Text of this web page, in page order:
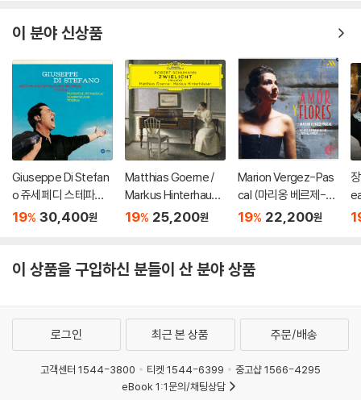
이 분야 신상품
Giuseppe Di Stefan
o 쥬세페 디 스테파노
가 부르는 나폴리 민요
19% 30,400원
Matthias Goerne /
Markus Hinterhause
r 슈만: 황혼 (가곡집)
19% 25,200원
Marion Vergez-Pas
cal (마리옹 베르제-파
스칼) - 사랑과 꽃 (Am
19% 22,200원
이 상품을 구입하신 분들이 산 분야 상품
로그인 최근 본 상품 주문/배송
고객센터 1544-3800 티켓 1544-6399
중고샵 1566-4295
eBook 1:1문의/채팅상담